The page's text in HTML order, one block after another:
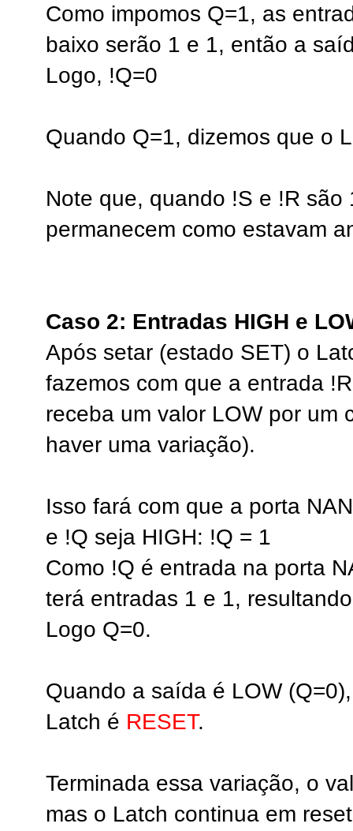
Como impomos Q=1, as
baixo serão 1 e 1, então a
Logo, !Q=0
Quando Q=1, dizemos que o
Note que, quando !S e !R são
permanecem como estavam
Caso 2: Entradas HIGH e
Após setar (estado SET) o
fazemos com que a entrada
receba um valor LOW por um
haver uma variação).
Isso fará com que a porta
e !Q seja HIGH: !Q = 1
Como !Q é entrada na porta
terá entradas 1 e 1,
Logo Q=0.
Quando a saída é LOW
Latch é RESET.
Terminada essa variação, o
mas o Latch continua em